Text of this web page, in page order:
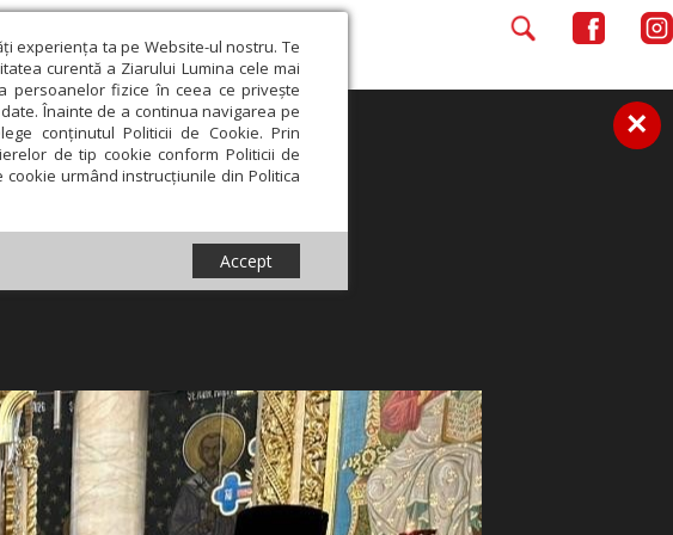
experiența ta pe Website-ul nostru. Te
curentă a Ziarului Lumina cele mai
persoanelor fizice în ceea ce privește
Înainte de a continua navigarea pe
conținutul Politicii de Cookie. Prin
de tip cookie conform Politicii de
urmând instrucțiunile din Politica
Accept
×